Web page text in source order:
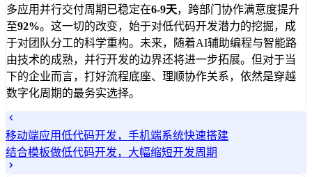
多应用并行交付周期已稳定在6-9天，跨部门协作满意度提升
至92%。这一切的改变，始于对低代码开发潜力的挖掘，成
于对团队分工的科学重构。未来，随着AI辅助编程与智能路
由技术的成熟，并行开发的边界还将进一步拓展。但对于当
下的企业而言，打好流程底座、理顺协作关系，依然是穿越
数字化周期的最务实选择。
移动端应用低代码开发，手机端系统快速搭建
结合模板做低代码开发，大幅缩短开发周期